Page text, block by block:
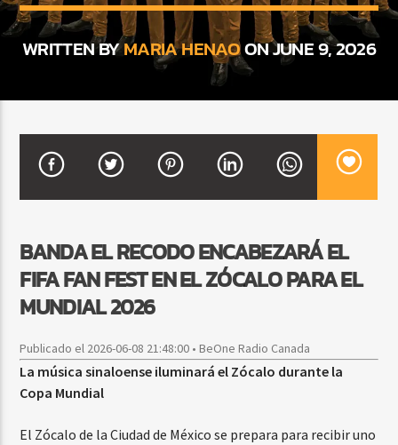
CURRENT TRACK
TITLE
CURRENT SHOW
SALSA MATUTINA
6:00 AM 9:00 AM
Beone Radio
WRITTEN BYMARIA HENAOON JUNE 9, 2026
BANDA EL RECODO ENCABEZARÁ EL
FIFA FAN FEST EN EL ZÓCALO PARA EL
MUNDIAL 2026
Publicado el 2026-06-08 21:48:00 • BeOne Radio Canada
La música sinaloense iluminará el Zócalo durante la
Copa Mundial
El Zócalo de la Ciudad de México se prepara para recibir uno